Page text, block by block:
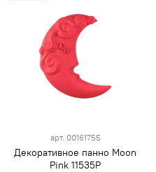
арт. 00161755
Декоративное панно Moon
Pink 11535P